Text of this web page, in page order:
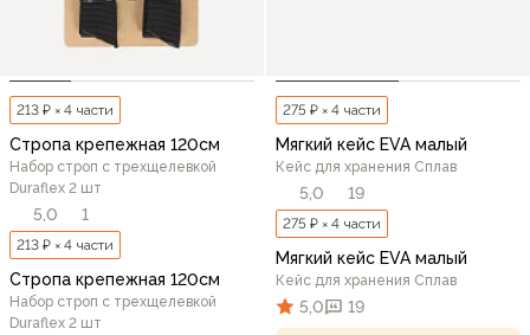
213 ₽ × 4 части
Стропа крепежная 120см
Набор строп с трехщелевкой
Duraflex 2 шт
5,0 1
213 ₽ × 4 части
Стропа крепежная 120см
Набор строп с трехщелевкой
Duraflex 2 шт
275 ₽ × 4 части
Мягкий кейс EVA малый
Кейс для хранения Сплав
5,0 19
275 ₽ × 4 части
Мягкий кейс EVA малый
Кейс для хранения Сплав
5,0 19